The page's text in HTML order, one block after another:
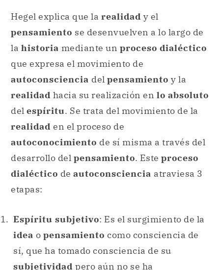
Hegel explica que la realidad y el
pensamiento se desenvuelven a lo largo de
la historia mediante un proceso dialéctico
que expresa el movimiento de
autoconsciencia del pensamiento y la
realidad hacia su realización en lo absoluto
del espíritu. Se trata del movimiento de la
realidad en el proceso de
autoconocimiento de sí misma a través del
desarrollo del pensamiento. Este proceso
dialéctico de autoconsciencia atraviesa 3
etapas:
Espíritu subjetivo: Es el surgimiento de la
idea o pensamiento como consciencia de
sí, que ha tomado consciencia de su
subjetividad pero aún no se ha